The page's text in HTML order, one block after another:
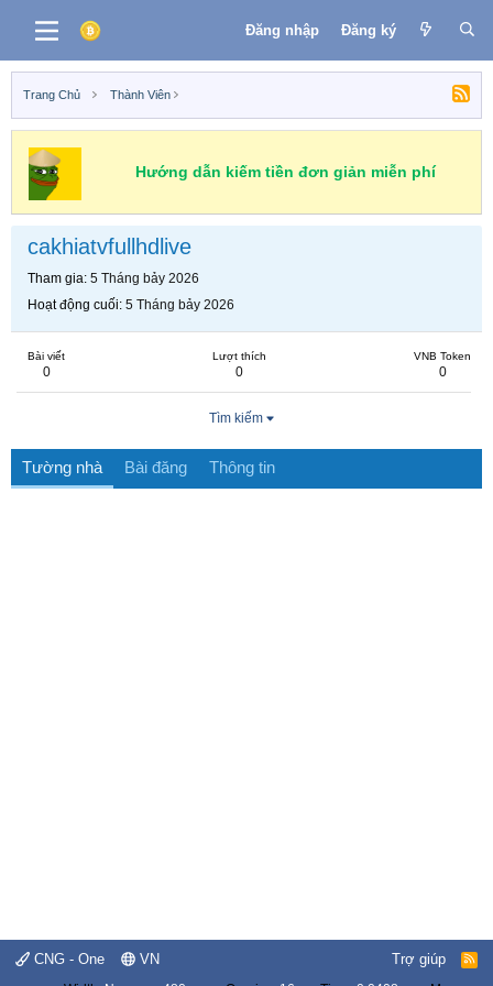
Đăng nhập Đăng ký
Trang Chủ Thành Viên
Hướng dẫn kiếm tiền đơn giản miễn phí
cakhiatvfullhdlive
Tham gia 5 Tháng bảy 2026
Hoạt động cuối 5 Tháng bảy 2026
Bài viết
0
Lượt thích
0
VNB Token
0
Tìm kiếm
Tường nhà Bài đăng Thông tin
CNG - One VN Trợ giúp
R